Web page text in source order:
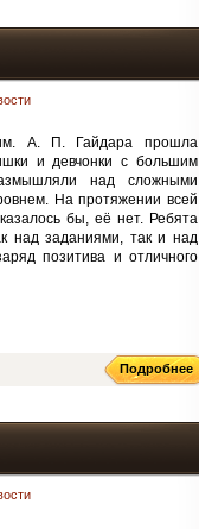
А. П. Гайдара прошла
и девчонки с большим
над сложными
На протяжении всей
бы, её нет. Ребята
над заданиями, так и над
позитива и отличного
Подробнее